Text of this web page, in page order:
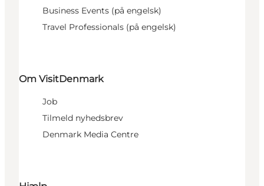
Business Events (på engelsk)
Travel Professionals (på engelsk)
Om VisitDenmark
Job
Tilmeld nyhedsbrev
Denmark Media Centre